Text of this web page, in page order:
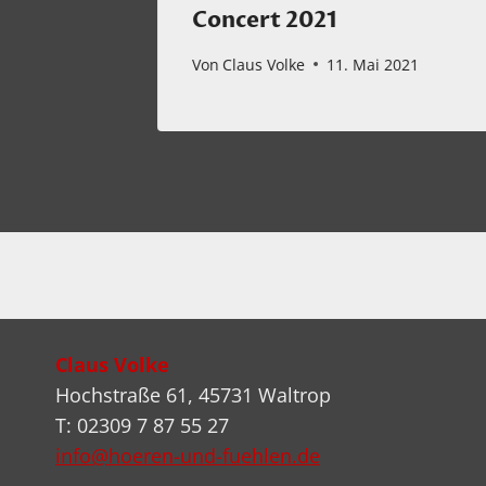
Concert 2021
Von Claus Volke 11. Mai 2021
Claus Volke
Hochstraße 61, 45731 Waltrop
T: 02309 7 87 55 27
info@hoeren-und-fuehlen.de